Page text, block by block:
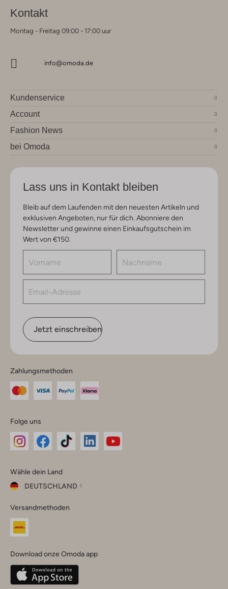
Kontakt
Montag - Freitag 09:00 - 17:00 uur
info@omoda.de
Kundenservice
Account
Fashion News
bei Omoda
Lass uns in Kontakt bleiben
Bleib auf dem Laufenden mit den neuesten Artikeln und
exklusiven Angeboten, nur für dich. Abonniere den
Newsletter und gewinne einen Einkaufsgutschein im
Wert von €150.
Jetzt einschreiben
Zahlungsmethoden
Folge uns
Instagram
Facebook
TikTok
Wähle dein Land
DEUTSCHLAND
dein
Land
Belgique(Français)
Deutschland
Versandmethoden
Download onze Omoda app